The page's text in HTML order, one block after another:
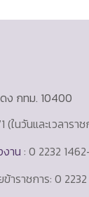
ง กทม. 10400
ในวันและเวลาราช
าน : 0 2232
าราชการ: 0